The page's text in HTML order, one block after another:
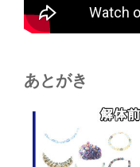
あとがき